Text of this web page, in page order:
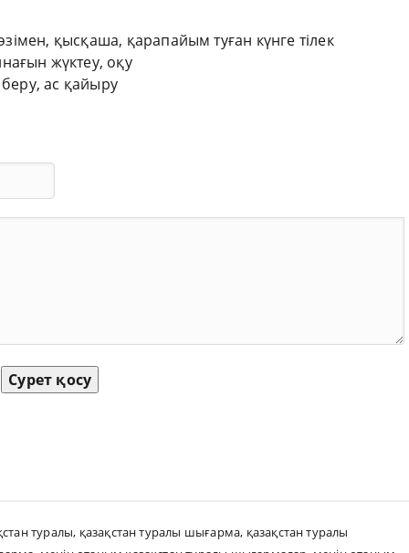
қысқаша, қарапайым туған күнге тілек
жүктеу, оқу
ас қайыру
Сурет қосу
туралы, қазақстан туралы шығарма, қазақстан туралы